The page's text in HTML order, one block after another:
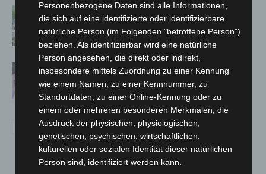
Blaulichtmeile Langenhagen 2026:
Polizei, Feuerwehr und Rettung
hautnah erleben
Polizei Langenhagen testet Aufnahme
von Anzeigen per Videochat
Personenbezogene Daten sind alle Informationen,
die sich auf eine identifizierte oder identifizierbare
natürliche Person (im Folgenden "betroffene Person")
beziehen. Als identifizierbar wird eine natürliche
Person angesehen, die direkt oder indirekt,
insbesondere mittels Zuordnung zu einer Kennung
wie einem Namen, zu einer Kennnummer, zu
Standortdaten, zu einer Online-Kennung oder zu
einem oder mehreren besonderen Merkmalen, die
Ausdruck der physischen, physiologischen,
genetischen, psychischen, wirtschaftlichen,
kulturellen oder sozialen Identität dieser natürlichen
Person sind, identifiziert werden kann.